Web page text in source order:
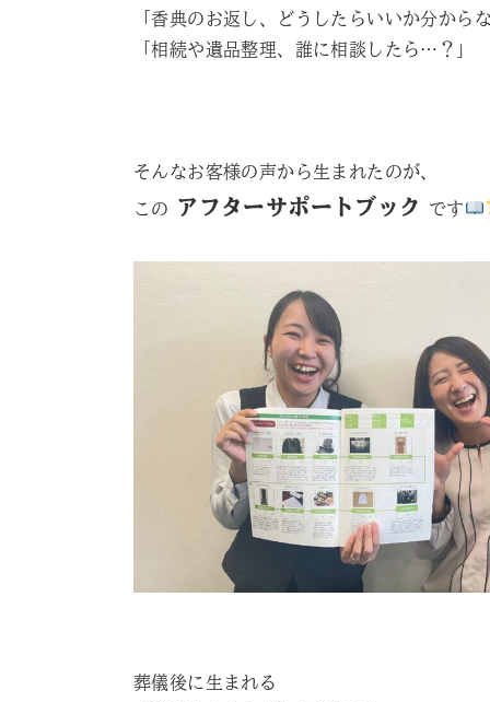
「香典のお返し、どうしたらいいか分から
「相続や遺品整理、誰に相談したら…？」
そんなお客様の声から生まれたのが、
この アフターサポートブック です
葬儀後に生まれる